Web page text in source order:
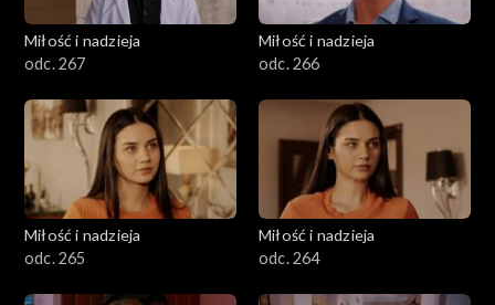
Miłość i nadzieja
odc. 267
Miłość i nadzieja
odc. 266
Miłość i nadzieja
odc. 265
Miłość i nadzieja
odc. 264